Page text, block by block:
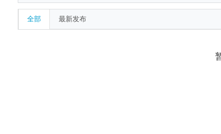
全部 最新发布